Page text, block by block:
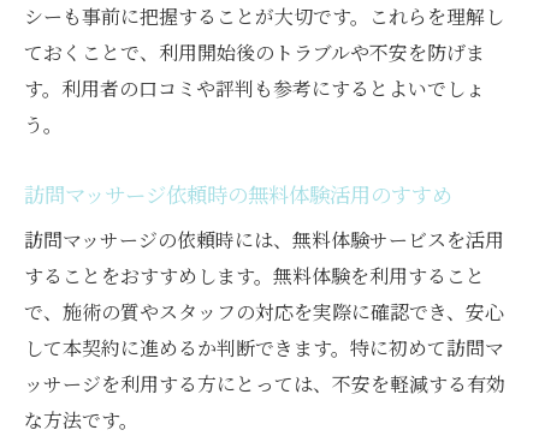
訪問マッサージ依頼時のトラブル防止策
訪問マッサージ利用時の契約内容確認の重
要性
訪問マッサージキャンセル規定の理解が大
訪問マッサージ料金や規約トラブルを防ぐ
方法
介護保険と医療保険の併用方法ガイド
訪問マッサージの介護保険併用ポイント解
説
シーも事前に把握することが大切です。これらを理解し
ておくことで、利用開始後のトラブルや不安を防げま
す。利用者の口コミや評判も参考にするとよいでしょ
う。
訪問マッサージ依頼時の無料体験活用のすすめ
訪問マッサージの依頼時には、無料体験サービスを活用
することをおすすめします。無料体験を利用すること
で、施術の質やスタッフの対応を実際に確認でき、安心
して本契約に進めるか判断できます。特に初めて訪問マ
ッサージを利用する方にとっては、不安を軽減する有効
な方法です。